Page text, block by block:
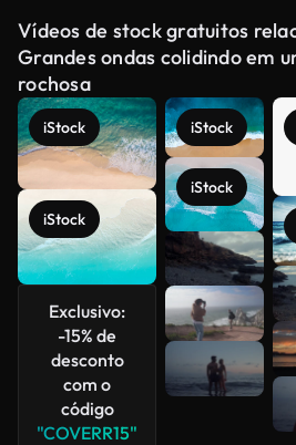
Vídeos de stock gratuitos
Grandes ondas colidindo em
rochosa
iStock
iStock
Exclusivo:
-15% de
desconto
com o
código
"COVERR15"
iStock
iStock